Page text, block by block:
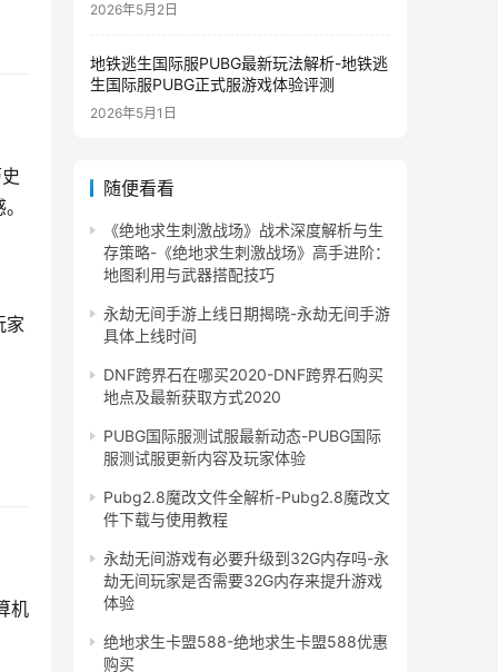
家
机
2026年5月2日
地铁逃生国际服PUBG最新玩法解析-地铁逃
生国际服PUBG正式服游戏体验评测
2026年5月1日
随便看看
《绝地求生刺激战场》战术深度解析与生
存策略-《绝地求生刺激战场》高手进阶：
地图利用与武器搭配技巧
永劫无间手游上线日期揭晓-永劫无间手游
具体上线时间
DNF跨界石在哪买2020-DNF跨界石购买
地点及最新获取方式2020
PUBG国际服测试服最新动态-PUBG国际
服测试服更新内容及玩家体验
Pubg2.8魔改文件全解析-Pubg2.8魔改文
件下载与使用教程
永劫无间游戏有必要升级到32G内存吗-永
劫无间玩家是否需要32G内存来提升游戏
体验
绝地求生卡盟588-绝地求生卡盟588优惠
购买